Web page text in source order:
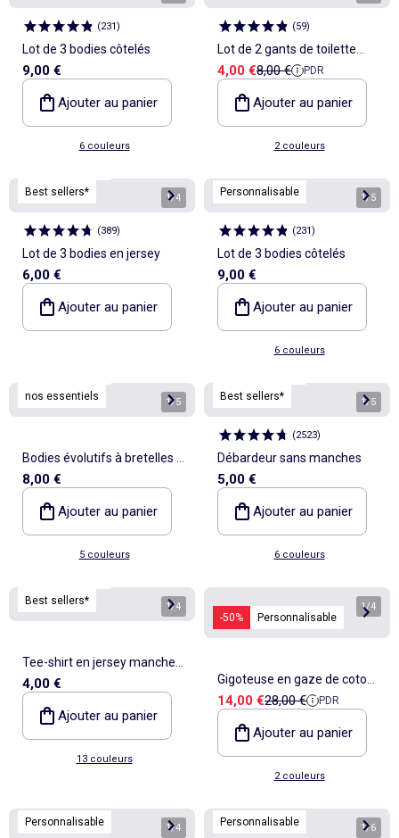
(231)
Lot de 3 bodies côtelés
9,00 €
Ajouter au panier
6 couleurs
(59)
Lot de 2 gants de toilette
enfant - Kiabi Home
Prix de vente
4,00 €Prix de référence
8,00 € PDR
Ajouter au panier
2 couleurs
Best sellers*
1/4
(389)
Lot de 3 bodies en jersey
6,00 €
Ajouter au panier
Personnalisable 1/5
(231)
Lot de 3 bodies côtelés
9,00 €
Ajouter au panier
6 couleurs
nos essentiels
1/5
Bodies évolutifs à bretelles -
lot de 3
8,00 €
Ajouter au panier
5 couleurs
Best sellers*
1/5
(2523)
Débardeur sans manches
5,00 €
Ajouter au panier
6 couleurs
Best sellers*
1/4
Tee-shirt en jersey manches
courtes
4,00 €
Ajouter au panier
13 couleurs
-50% Personnalisable
1/4
Gigoteuse en gaze de coton
manches amovibles TOG 2,5
Prix de vente
14,00 €Prix de référence
28,00 € PDR
Ajouter au panier
2 couleurs
Personnalisable 1/4 Personnalisable 1/6